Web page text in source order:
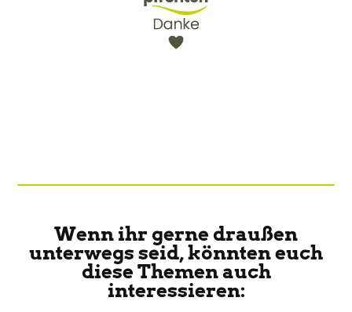
Wenn ihr gerne draußen
unterwegs seid, könnten euch
diese Themen auch
interessieren: